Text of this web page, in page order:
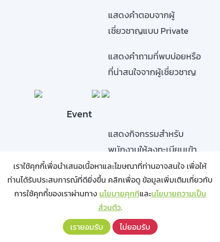
เราใช้คุกกี้เพื่อนำเสนอเนื้อหาและโฆษณาที่ท่านอาจสนใจ เพื่อให้
ท่านได้รับประสบการณ์ที่ดียิ่งขึ้น คลิกเพื่อดู ข้อมูลเพิ่มเติมเกี่ยวกับ
การใช้คุกกี้ของเราผ่านทาง นโยบายคุกกีและนโยบายความเป็น
ส่วนตัว.
เรายอมรับ
ไม่ยอมรับ
แสดงคำตอบจากผู้
เชี่ยวชาญแบบ Private
แสดงคำถามที่พบบ่อยหรือ
ที่น่าสนใจจากผู้เชี่ยวชาญ
Event
แสดงกิจกรรมสำหรับ
พนักงานให้ลงทะเบียนเข้า
ร่วมได้
สามารถลงทะเบียนเพื่อเข้า
ร่วมกิจกรรม
สามารถยกเลิกการลง